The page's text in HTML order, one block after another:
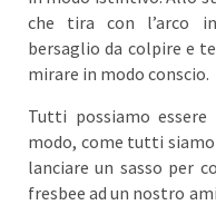
che tira con l’arco
bersaglio da colpire e
mirare in modo conscio.
Tutti possiamo
modo, come tutti
lanciare un sasso per
fresbee ad un nostro